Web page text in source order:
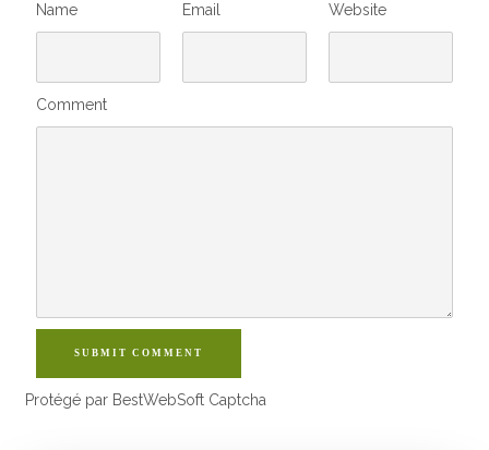
Name Email Website
Comment
SUBMIT COMMENT
Protégé par BestWebSoft Captcha